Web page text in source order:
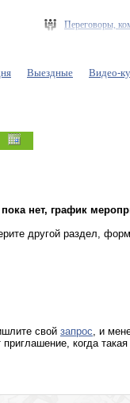
Переговоры,
Выездные
Видео-
нет, график
другой раздел,
свой запрос, и
когда